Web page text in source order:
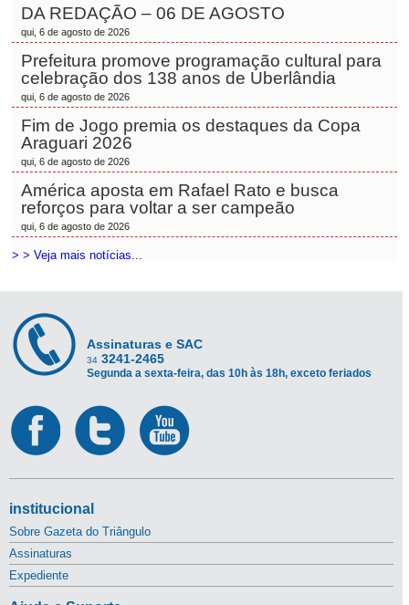
DA REDAÇÃO – 06 DE AGOSTO
qui, 6 de agosto de 2026
Prefeitura promove programação cultural para
celebração dos 138 anos de Uberlândia
qui, 6 de agosto de 2026
Fim de Jogo premia os destaques da Copa
Araguari 2026
qui, 6 de agosto de 2026
América aposta em Rafael Rato e busca
reforços para voltar a ser campeão
qui, 6 de agosto de 2026
> > Veja mais notícias...
Assinaturas e SAC
34 3241-2465
Segunda a sexta-feira, das 10h às 18h, exceto feriados
institucional
Sobre Gazeta do Triângulo
Assinaturas
Expediente